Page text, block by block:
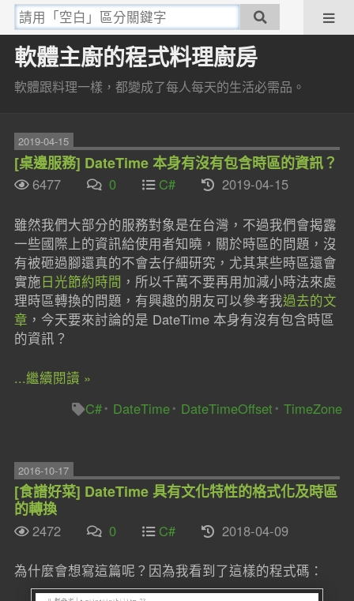
軟體主廚的程式料理廚房
軟體跟料理一樣，都變成了每人每天的生活必需品。
2019-04-15
[桌邊服務] DateTime 本身有沒有包含時區的資訊？
6477 0 C# 2019-04-15
雖然我們大部分的服務對象是在台灣，不過我們會揭露
一些國際上的資訊給使用者知曉，關於時區的問題，沒
有被砸過腳還真的不會去仔細研究，尤其某些時區還會
實施日光節約時間 ，所以千萬不要再用加減小時法來處
理時區轉換的問題，有興趣的朋友可以參考我過去的文
章 ，今天要來討論的是 DateTime 本身有沒有包含時區
的資訊？
...繼續閱讀 »
C#
DateTime DateTimeOffset TimeZone
2016-10-17
[食譜好菜] DateTime 具有文化特性的格式化及時區
的轉換
2472 0 C# 2018-04-09
為什麼會想寫這篇呢？因為我看到了這樣的程式碼：